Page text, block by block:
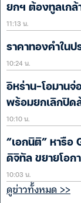
ยกฯ ต้องทูลเกล้
11:13 น.
ราคาทองคำในป
10:24 น.
อิหร่าน-โอมาน
พร้อมยกเลิกปิด
10:10 น.
“เอกนิติ” หารือ
ดิจิทัล ขยายโอก
10:03 น.
ดูข่าวทั้งหมด >>